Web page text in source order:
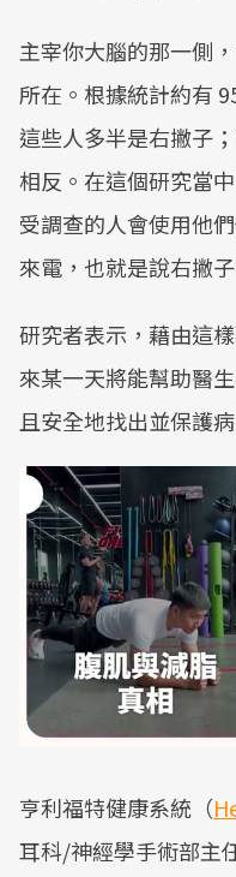
主宰你大腦的那一側
所在。根據統計約有
這些人多半是右撇子
相反。在這個研究當
受調查的人會使用他
來電，也就是說右撇
研究者表示，藉由這
來某一天將能幫助醫
且安全地找出並保護
亨利福特健康系統（
耳科/神經學手術部主